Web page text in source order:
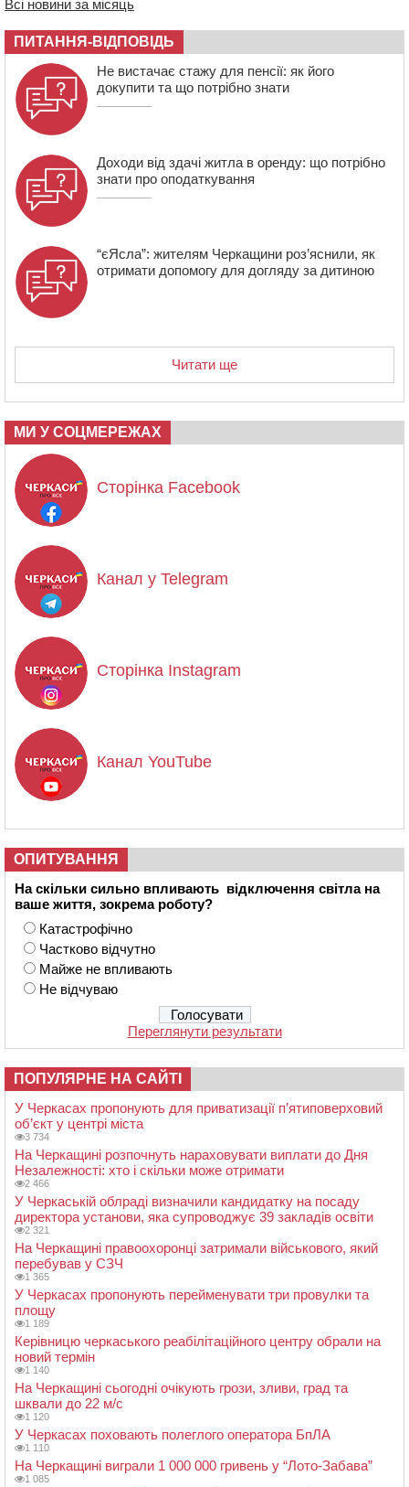
17:48 “Це страшна несправедливість”: мати хворого на
СМА 13-річного хлопця із Драбівщини просить
ОВА виділити кошти на дороговартісні ліки
17:15
На Уманщині судитимуть колишню очільницю відділу
освіти через закупівлю електрики за завищеною
ціною
Всі новини за місяць
ПИТАННЯ-ВІДПОВІДЬ
Не вистачає стажу для пенсії: як його
докупити та що потрібно знати
Доходи від здачі житла в оренду: що потрібно
знати про оподаткування
“єЯсла”: жителям Черкащини роз’яснили, як
отримати допомогу для догляду за дитиною
Читати ще
МИ У СОЦМЕРЕЖАХ
Сторінка Facebook
Канал у Telegram
Сторінка Instagram
Канал YouTube
ОПИТУВАННЯ
На скільки сильно впливають відключення світла на
ваше життя, зокрема роботу?
Катастрофічно
Частково відчутно
Майже не впливають
Не відчуваю
Переглянути результати
ПОПУЛЯРНЕ НА САЙТІ
У Черкасах пропонують для приватизації п’ятиповерховий
об’єкт у центрі міста
3 734
На Черкащині розпочнуть нараховувати виплати до Дня
Незалежності: хто і скільки може отримати
2 466
У Черкаській облраді визначили кандидатку на посаду
директора установи, яка супроводжує 39 закладів освіти
2 321
На Черкащині правоохоронці затримали військового, який
перебував у СЗЧ
1 365
У Черкасах пропонують перейменувати три провулки та
площу
1 189
Керівницю черкаського реабілітаційного центру обрали на
новий термін
1 140
На Черкащині сьогодні очікують грози, зливи, град та
шквали до 22 м/с
1 120
У Черкасах поховають полеглого оператора БпЛА
1 110
На Черкащині виграли 1 000 000 гривень у “Лото-Забава”
1 085